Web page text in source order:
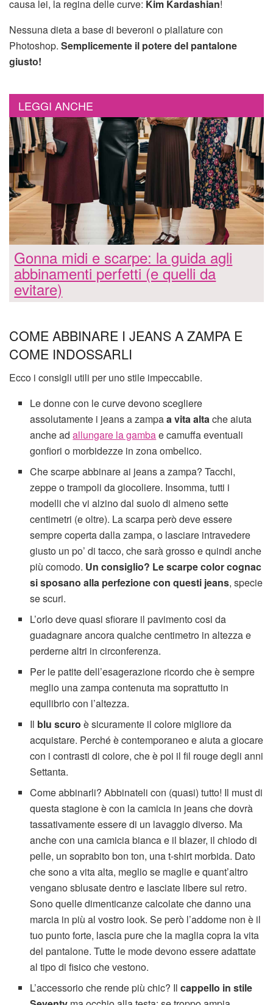
causa lei, la regina delle curve: Kim Kardashian!
Nessuna dieta a base di beveroni o piallature con
Photoshop. Semplicemente il potere del pantalone
giusto!
LEGGI ANCHE
Gonna midi e scarpe: la guida agli
abbinamenti perfetti (e quelli da
evitare)
COME ABBINARE I JEANS A ZAMPA E
COME INDOSSARLI
Ecco i consigli utili per uno stile impeccabile.
Le donne con le curve devono scegliere
assolutamente i jeans a zampaa vita altache aiuta
anche adallungare la gambae camuffa eventuali
gonfiori o morbidezze in zona ombelico.
Che scarpe abbinare ai jeans a zampa? Tacchi,
zeppe o trampoli da giocoliere. Insomma, tutti i
modelli che vi alzino dal suolo di almeno sette
centimetri (e oltre). La scarpa però deve essere
sempre coperta dalla zampa, o lasciare intravedere
giusto un po’ di tacco, che sarà grosso e quindi anche
più comodo. Un consiglio? Le scarpe color cognac
si sposano alla perfezione con questi jeans, specie
se scuri.
L’orlo deve quasi sfiorare il pavimento cosi da
guadagnare ancora qualche centimetro in altezza e
perderne altri in circonferenza.
Per le patite dell’esagerazione ricordo che è sempre
meglio una zampa contenuta ma soprattutto in
equilibrio con l’altezza.
Il blu scuro è sicuramente il colore migliore da
acquistare. Perché è contemporaneo e aiuta a giocare
con i contrasti di colore, che è poi il fil rouge degli anni
Settanta.
Come abbinarli? Abbinateli con (quasi) tutto! Il must di
questa stagione è con la camicia in jeans che dovrà
tassativamente essere di un lavaggio diverso. Ma
anche con una camicia bianca e il blazer, il chiodo di
pelle, un soprabito bon ton, una t-shirt morbida. Dato
che sono a vita alta, meglio se maglie e quant’altro
vengano sblusate dentro e lasciate libere sul retro.
Sono quelle dimenticanze calcolate che danno una
marcia in più al vostro look. Se però l’addome non è il
tuo punto forte, lascia pure che la maglia copra la vita
del pantalone. Tutte le mode devono essere adattate
al tipo di fisico che vestono.
L’accessorio che rende più chic? Il cappello in stile